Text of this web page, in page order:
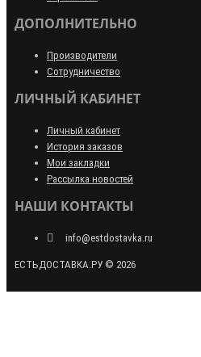
ДОПОЛНИТЕЛЬНО
Производители
Сотрудничество
ЛИЧНЫЙ КАБИНЕТ
Личный кабинет
История заказов
Мои закладки
Рассылка новостей
НАШИ КОНТАКТЫ
info@estdostavka.ru
ЕСТЬДОСТАВКА.РУ © 2026